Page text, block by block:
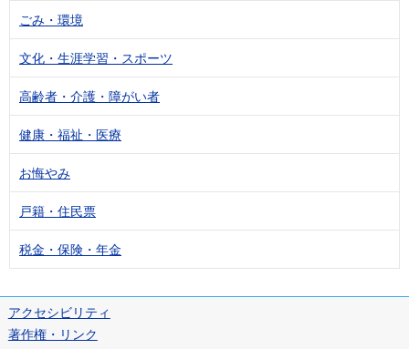
ごみ・環境
文化・生涯学習・スポーツ
高齢者・介護・障がい者
健康・福祉・医療
お悔やみ
戸籍・住民票
税金・保険・年金
アクセシビリティ
著作権・リンク